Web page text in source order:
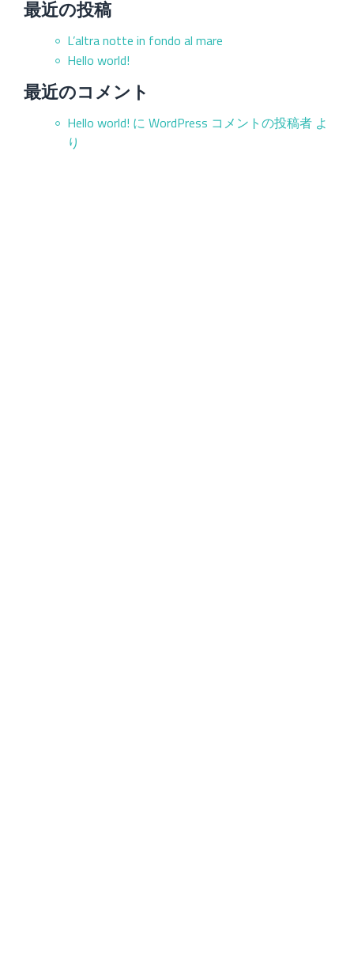
最近の投稿
L’altra notte in fondo al mare
Hello world!
最近のコメント
Hello world! に WordPress コメントの投稿者 よ
り